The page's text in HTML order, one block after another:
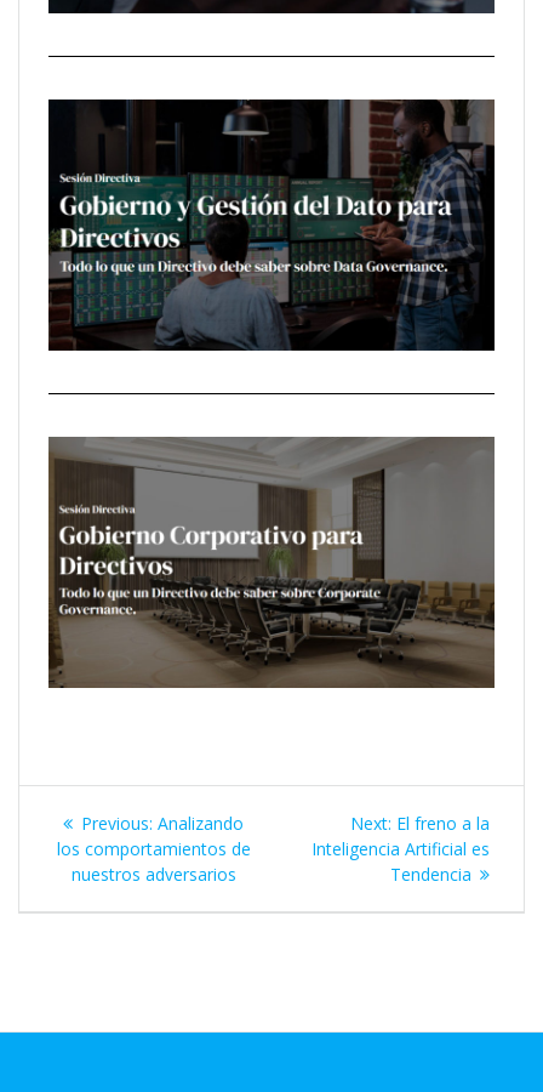
Previous: Analizando
los comportamientos de
nuestros adversarios
Next: El freno a la
Inteligencia Artificial es
Tendencia